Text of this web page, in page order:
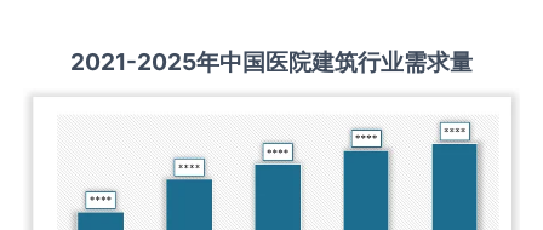
2021-2025年中国医院建筑行业需求量